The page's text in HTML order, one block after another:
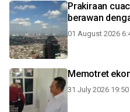
Prakiraan
berawan
01 August 2026
Memotret
31 July 2026 19:50